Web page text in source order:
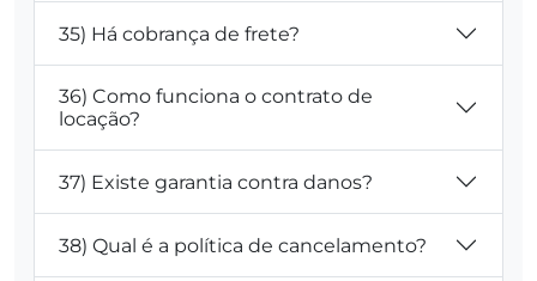
35) Há cobrança de frete?
36) Como funciona o contrato de
locação?
37) Existe garantia contra danos?
38) Qual é a política de cancelamento?